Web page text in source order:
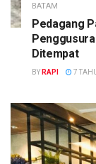
BATAM
Pedagang
Ditempat
BY RAPI 7